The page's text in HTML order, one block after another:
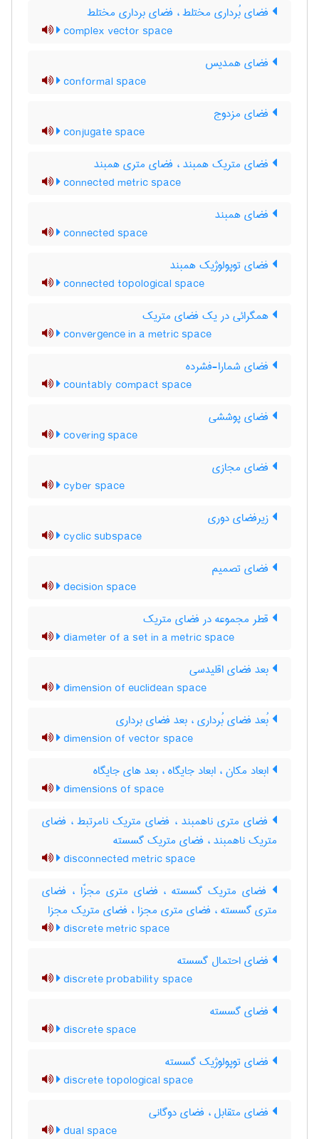
فضای بُرداری مختلط ، فضای برداری مختلط
complex vector space
فضای همدیس
conformal space
فضای مزدوج
conjugate space
فضای متریک همبند ، فضای متری همبند
connected metric space
فضای همبند
connected space
فضای توپولوژیک همبند
connected topological space
همگرائی در یک فضای متریک
convergence in a metric space
فضای شمارا-فشرده
countably compact space
فضای پوششی
covering space
فضای مجازی
cyber space
زیرفضای دوری
cyclic subspace
فضای تصمیم
decision space
قطر مجموعه در فضای متریک
diameter of a set in a metric space
بعد فضای اقلیدسی
dimension of euclidean space
بُعد فضای بُرداری ، بعد فضای برداری
dimension of vector space
ابعاد مکان ، ابعاد جایگاه ، بعد های جایگاه
dimensions of space
فضای متری ناهمبند ، فضای متریک نامرتبط ، فضای
متریک ناهمبند ، فضای متریک گسسته
disconnected metric space
فضای متریک گسسته ، فضای متری مجزّا ، فضای
متری گسسته ، فضای متری مجزا ، فضای متریک مجزا
discrete metric space
فضای احتمال گسسته
discrete probability space
فضای گسسته
discrete space
فضای توپولوژیک گسسته
discrete topological space
فضای متقابل ، فضای دوگانی
dual space